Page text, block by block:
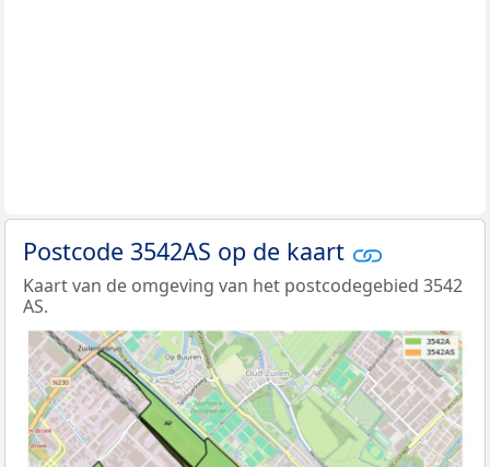
Postcode 3542AS op de kaart
Kaart van de omgeving van het postcodegebied 3542
AS.